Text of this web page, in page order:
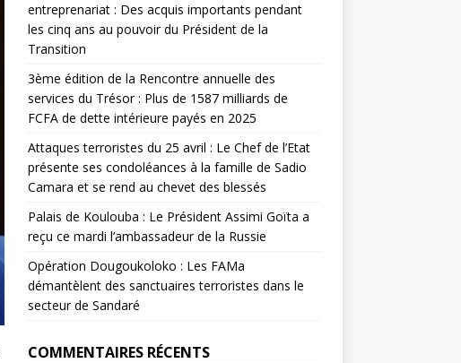
entreprenariat : Des acquis importants pendant
les cinq ans au pouvoir du Président de la
Transition
3ème édition de la Rencontre annuelle des
services du Trésor : Plus de 1587 milliards de
FCFA de dette intérieure payés en 2025
Attaques terroristes du 25 avril : Le Chef de l’Etat
présente ses condoléances à la famille de Sadio
Camara et se rend au chevet des blessés
Palais de Koulouba : Le Président Assimi Goïta a
reçu ce mardi l’ambassadeur de la Russie
Opération Dougoukoloko : Les FAMa
démantèlent des sanctuaires terroristes dans le
secteur de Sandaré
COMMENTAIRES RÉCENTS